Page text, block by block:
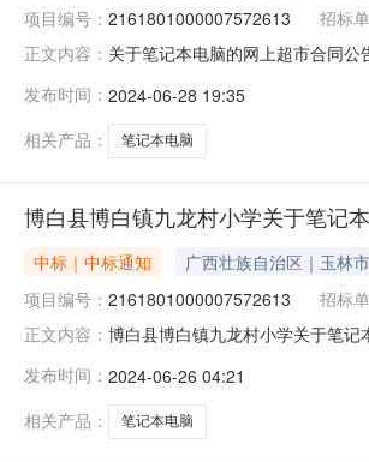
项目编号： 2161801000007572613 招标
正文内容： 关于笔记本电脑的网上超市合同
国产笔记本电脑（麒麟试用版）
发布时间： 2024-06-28 19:35
相关产品：
笔记本电脑
博白县博白镇九龙村小学关于笔记
中标｜中标通知 广西壮族自治区｜玉林
项目编号： 2161801000007572613 招标
正文内容： 博白县博白镇九龙村小学关于笔
项目联系电话:13635050225采购
发布时间： 2024-06-26 04:21
相关产品：
笔记本电脑